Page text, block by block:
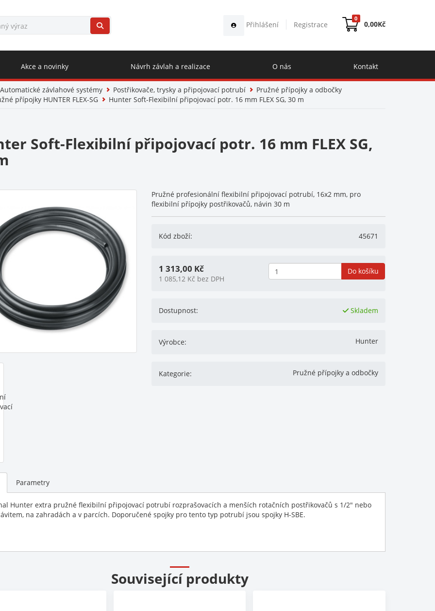
0
0,00Kč
Přihlášení Registrace
Akce a novinky Návrh závlah a realizace O nás Kontakt
Automatické závlahové systémy Postřikovače, trysky a připojovací potrubí
Pružné přípojky a odbočky
přípojky HUNTER FLEX-SG
Hunter Soft-Flexibilní připojovací potr. 16 mm FLEX SG, 30 m
Soft-Flexibilní připojovací potr. 16 mm FLEX SG,
Pružné profesionální flexibilní připojovací potrubí, 16x2 mm, pro
flexibilní přípojky postřikovačů, návin 30 m
Kód zboží: 45671
1 313,00 Kč
1 085,12 Kč bez DPH
Do košíku
Dostupnost: Skladem
Výrobce: Hunter
Kategorie: Pružné přípojky a odbočky
Parametry
Hunter extra pružné flexibilní připojovací potrubí rozprašovacích a menších rotačních postřikovačů s 1/2" nebo
na zahradách a v parcích. Doporučené spojky pro tento typ potrubí jsou spojky H-SBE.
Související produkty